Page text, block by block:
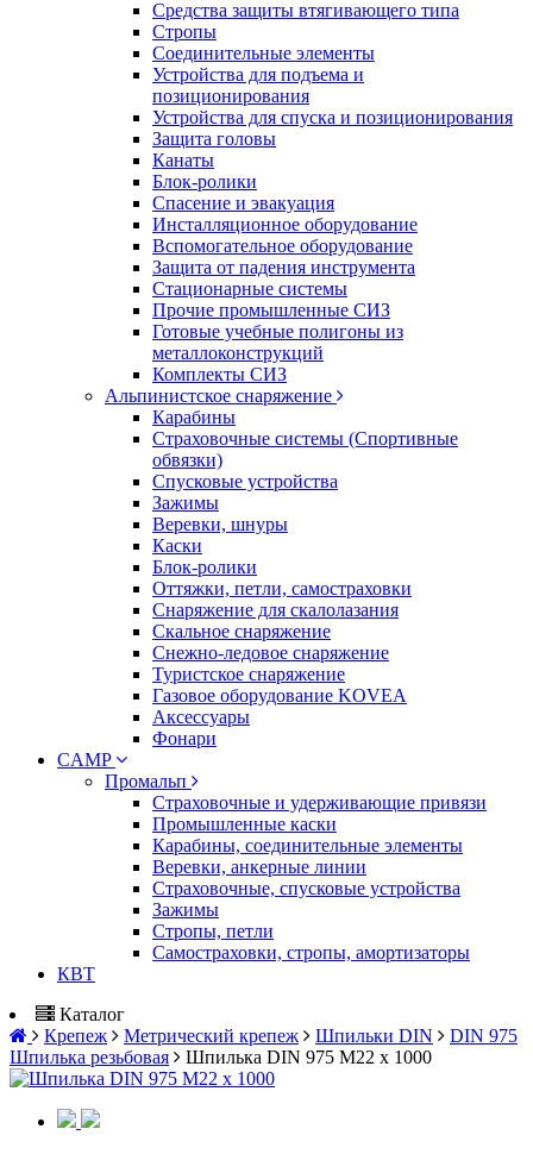
Средства защиты втягивающего типа
Стропы
Соединительные элементы
Устройства для подъема и
позиционирования
Устройства для спуска и позиционирования
Защита головы
Канаты
Блок-ролики
Спасение и эвакуация
Инсталляционное оборудование
Вспомогательное оборудование
Защита от падения инструмента
Стационарные системы
Прочие промышленные СИЗ
Готовые учебные полигоны из
металлоконструкций
Комплекты СИЗ
Альпинистское снаряжение
Карабины
Страховочные системы (Спортивные
обвязки)
Спусковые устройства
Зажимы
Веревки, шнуры
Каски
Блок-ролики
Оттяжки, петли, самостраховки
Снаряжение для скалолазания
Скальное снаряжение
Снежно-ледовое снаряжение
Туристское снаряжение
Газовое оборудование KOVEA
Аксессуары
Фонари
CAMP
Промальп
Страховочные и удерживающие привязи
Промышленные каски
Карабины, соединительные элементы
Веревки, анкерные линии
Страховочные, спусковые устройства
Зажимы
Стропы, петли
Самостраховки, стропы, амортизаторы
КВТ
Каталог
Крепеж
Метрический крепеж Шпильки DIN
DIN 975
Шпилька резьбовая
Шпилька DIN 975 M22 х 1000